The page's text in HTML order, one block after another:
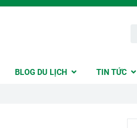
BLOG DU LỊCH TIN TỨC